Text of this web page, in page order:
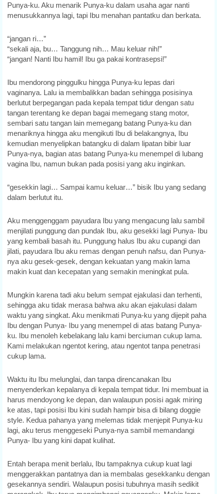
Punya-ku. Aku menarik Punya-ku dalam usaha agar nanti
menusukkannya lagi, tapi Ibu menahan pantatku dan berkata.
“jangan ri…”
“sekali aja, bu… Tanggung nih… Mau keluar nih!”
“jangan! Nanti Ibu hamil! Ibu ga pakai kontrasepsi!”
Ibu mendorong pinggulku hingga Punya-ku lepas dari
vaginanya. Lalu ia membalikkan badan sehingga posisinya
berlutut berpegangan pada kepala tempat tidur dengan satu
tangan terentang ke depan bagai memegang stang motor,
sembari satu tangan lain memegang batang Punya-ku dan
menariknya hingga aku mengikuti Ibu di belakangnya, Ibu
kemudian menyelipkan batangku di dalam lipatan bibir luar
Punya-nya, bagian atas batang Punya-ku menempel di lubang
vagina Ibu, namun bukan pada posisi yang aku inginkan.
“gesekkin lagi… Sampai kamu keluar…” bisik Ibu yang sedang
dalam berlutut itu.
Aku menggenggam payudara Ibu yang mengacung lalu sambil
menjilati punggung dan pundak Ibu, aku gesekki lagi Punya- Ibu
yang kembali basah itu. Punggung halus Ibu aku cupangi dan
jilati, payudara Ibu aku remas dengan penuh nafsu, dan Punya-
nya aku gesek-gesek, dengan kekuatan yang makin lama
makin kuat dan kecepatan yang semakin meningkat pula.
Mungkin karena tadi aku belum sempat ejakulasi dan terhenti,
sehingga aku tidak merasa bahwa aku akan ejakulasi dalam
waktu yang singkat. Aku menikmati Punya-ku yang dijepit paha
Ibu dengan Punya- Ibu yang menempel di atas batang Punya-
ku. Ibu menoleh kebelakang lalu kami berciuman cukup lama.
Kami melakukan ngentot kering, atau ngentot tanpa penetrasi
cukup lama.
Waktu itu Ibu melunglai, dan tanpa direncanakan Ibu
menyenderkan kepalanya di kepala tempat tidur. Ini membuat ia
harus mendoyong ke depan, dan walaupun posisi agak miring
ke atas, tapi posisi Ibu kini sudah hampir bisa di bilang doggie
style. Kedua pahanya yang melemas tidak menjepit Punya-ku
lagi, aku terus menggeseki Punya-nya sambil memandangi
Punya- Ibu yang kini dapat kulihat.
Entah berapa menit berlalu, Ibu tampaknya cukup kuat lagi
menggerakkan pantatnya dan ia membalas gesekkanku dengan
gesekannya sendiri. Walaupun posisi tubuhnya masih sedikit